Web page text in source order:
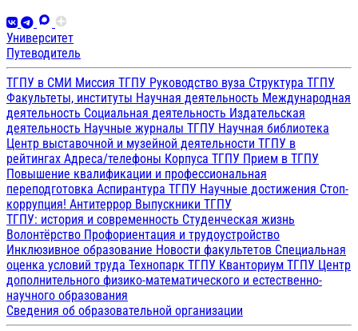
Университет
Путеводитель
ТГПУ в СМИ Миссия ТГПУ Руководство вуза Структура ТГПУ
Факультеты, институты Научная деятельность Международная
деятельность Социальная деятельность Издательская
деятельность Научные журналы ТГПУ Научная библиотека
Центр выставочной и музейной деятельности ТГПУ в
рейтингах Адреса/телефоны Корпуса ТГПУ Прием в ТГПУ
Повышение квалификации и профессиональная
переподготовка Аспирантура ТГПУ Научные достижения Стоп-
коррупция! Антитеррор Выпускники ТГПУ
ТГПУ: история и современность Студенческая жизнь
Волонтёрство Профориентация и трудоустройство
Инклюзивное образование Новости факультетов Специальная
оценка условий труда Технопарк ТГПУ Кванториум ТГПУ Центр
дополнительного физико-математического и естественно-
научного образования
Сведения об образовательной организации